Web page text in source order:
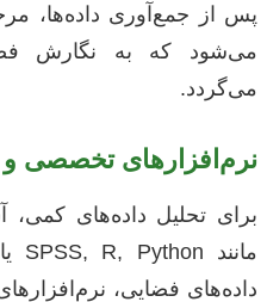
پس از جمع‌آوری داده‌ها،
می‌شود که به نگارش
می‌گردد.
نرم‌افزارهای تخصصی و
برای تحلیل داده‌های کمی،